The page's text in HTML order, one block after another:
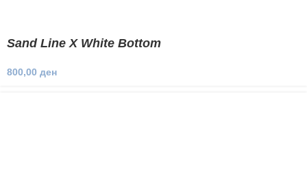
Sand Line X White Bottom
800,00 ден